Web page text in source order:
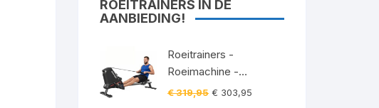
ROEITRAINERS IN DE
AANBIEDING!
Roeitrainers -
Roeimachine -
Roeiapparaat -
€319,95 Oorspronkelijke
€ 303,95